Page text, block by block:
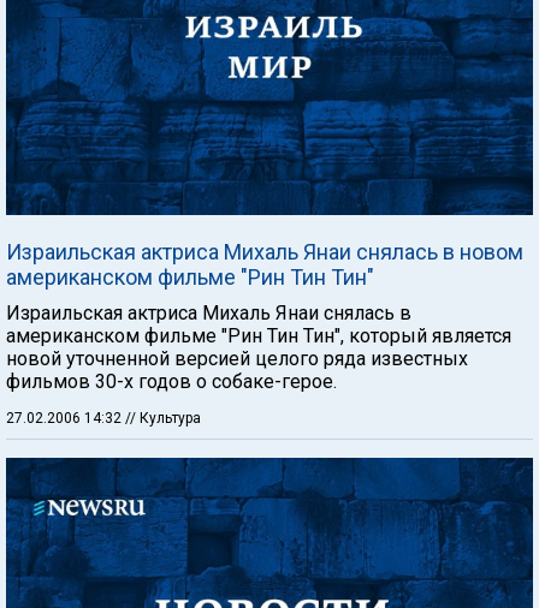
Израильская актриса Михаль Янаи снялась в новом
американском фильме "Рин Тин Тин"
Израильская актриса Михаль Янаи снялась в
американском фильме "Рин Тин Тин", который является
новой уточненной версией целого ряда известных
фильмов 30-х годов о собаке-герое.
27.02.2006 14:32 // Культура